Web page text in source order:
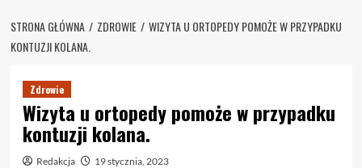
STRONA GŁÓWNA ZDROWIE
WIZYTA U ORTOPEDY POMOŻE W PRZYPADKU
KONTUZJI KOLANA.
Zdrowie
Wizyta u ortopedy pomoże w przypadku
kontuzji kolana.
Redakcja 19 stycznia, 2023